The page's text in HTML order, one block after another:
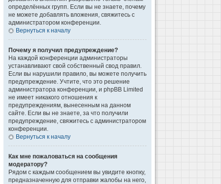
определённых групп. Если вы не знаете, почему
не можете добавлять вложения, свяжитесь с
администратором конференции.
Вернуться к началу
Почему я получил предупреждение?
На каждой конференции администраторы
устанавливают свой собственный свод правил.
Если вы нарушили правило, вы можете получить
предупреждение. Учтите, что это решение
администратора конференции, и phpBB Limited
не имеет никакого отношения к
предупреждениям, вынесенным на данном
сайте. Если вы не знаете, за что получили
предупреждение, свяжитесь с администратором
конференции.
Вернуться к началу
Как мне пожаловаться на сообщения
модератору?
Рядом с каждым сообщением вы увидите кнопку,
предназначенную для отправки жалобы на него,